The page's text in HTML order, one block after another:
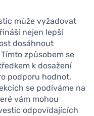
může vyžadovat
nejen lepší
dosáhnout
způsobem se
k dosažení
podporu hodnot,
se podíváme na
vám mohou
odpovídajících